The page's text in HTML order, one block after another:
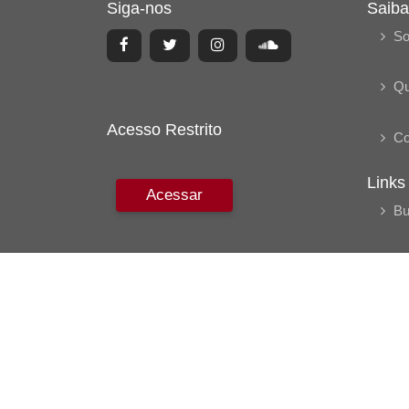
Siga-nos
Acesso Restrito
Acessar